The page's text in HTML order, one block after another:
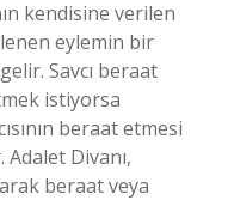
kendisine verilen
eylemin bir
Savcı beraat
istiyorsa
beraat etmesi
Adalet Divanı,
beraat veya